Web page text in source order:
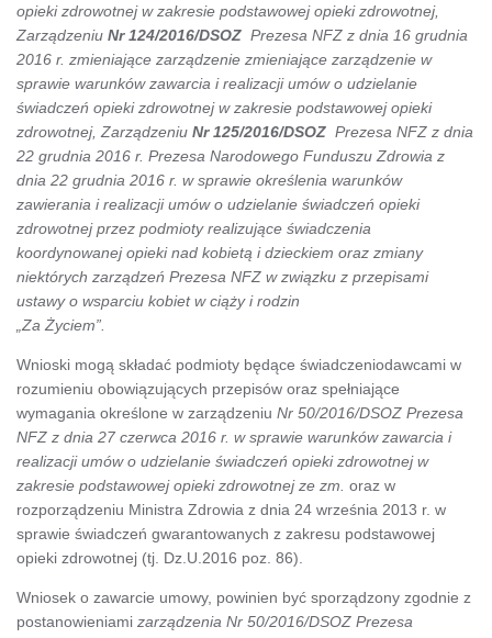
opieki zdrowotnej w zakresie podstawowej opieki zdrowotnej,
Zarządzeniu Nr 124/2016/DSOZ Prezesa NFZ z dnia 16 grudnia
2016 r. zmieniające zarządzenie zmieniające zarządzenie w
sprawie warunków zawarcia i realizacji umów o udzielanie
świadczeń opieki zdrowotnej w zakresie podstawowej opieki
zdrowotnej, Zarządzeniu Nr 125/2016/DSOZ Prezesa NFZ z dnia
22 grudnia 2016 r. Prezesa Narodowego Funduszu Zdrowia z
dnia 22 grudnia 2016 r. w sprawie określenia warunków
zawierania i realizacji umów o udzielanie świadczeń opieki
zdrowotnej przez podmioty realizujące świadczenia
koordynowanej opieki nad kobietą i dzieckiem oraz zmiany
niektórych zarządzeń Prezesa NFZ w związku z przepisami
ustawy o wsparciu kobiet w ciąży i rodzin
„Za Życiem”.
Wnioski mogą składać podmioty będące świadczeniodawcami w
rozumieniu obowiązujących przepisów oraz spełniające
wymagania określone w zarządzeniu Nr 50/2016/DSOZ Prezesa
NFZ z dnia 27 czerwca 2016 r. w sprawie warunków zawarcia i
realizacji umów o udzielanie świadczeń opieki zdrowotnej w
zakresie podstawowej opieki zdrowotnej ze zm. oraz w
rozporządzeniu Ministra Zdrowia z dnia 24 września 2013 r. w
sprawie świadczeń gwarantowanych z zakresu podstawowej
opieki zdrowotnej (tj. Dz.U.2016 poz. 86).
Wniosek o zawarcie umowy, powinien być sporządzony zgodnie z
postanowieniami zarządzenia Nr 50/2016/DSOZ Prezesa